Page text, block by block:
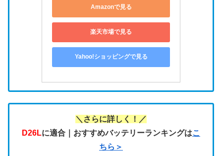
Amazonで見る
楽天市場で見る
Yahoo!ショッピングで見る
＼さらに詳しく！／
D26Lに適合｜おすすめバッテリーランキングはこ
ちら＞